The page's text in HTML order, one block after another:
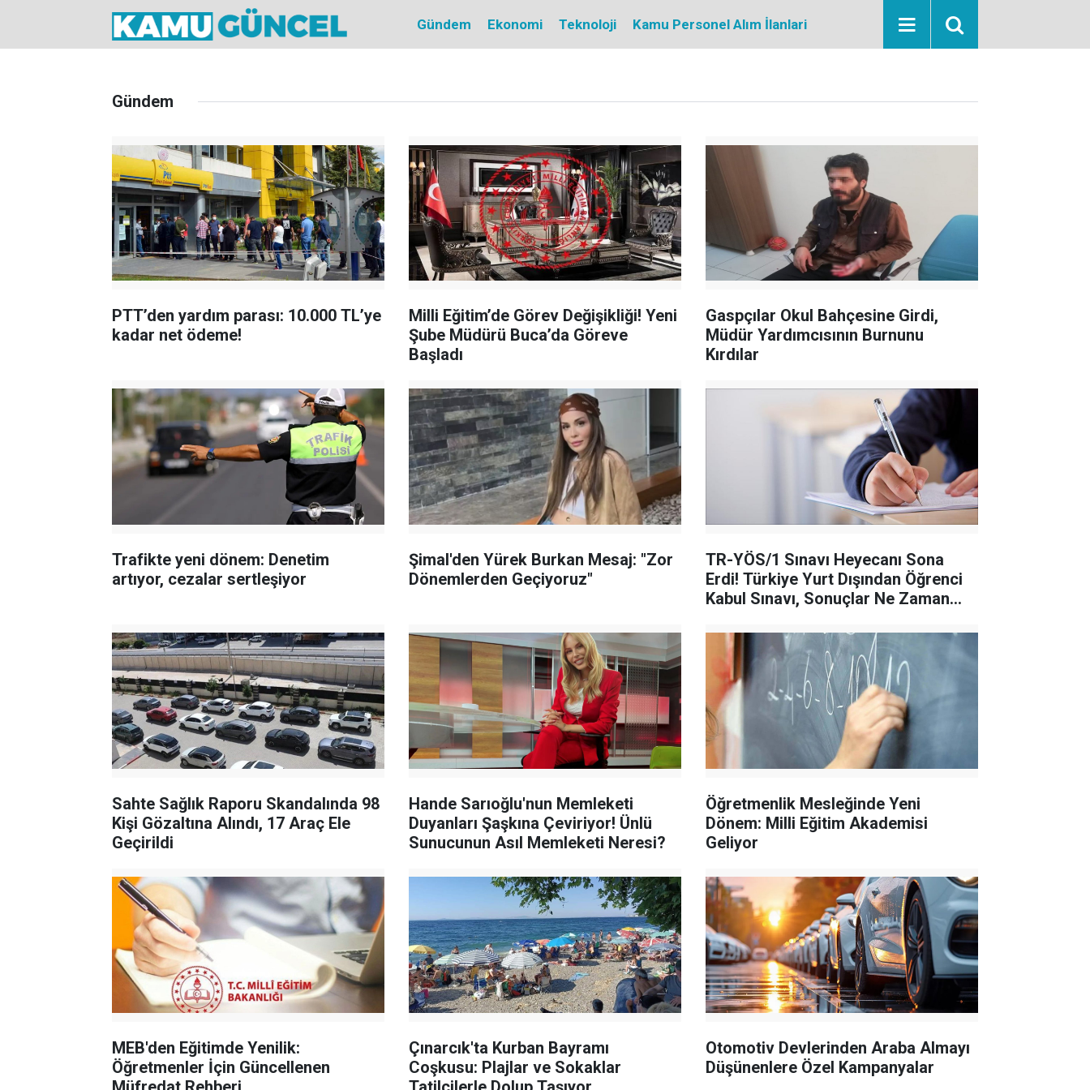
Gündem Ekonomi Teknoloji Kamu Personel Alım İlanlari
Gündem
PTT’den yardım parası: 10.000 TL’ye
kadar net ödeme!
Milli Eğitim’de Görev Değişikliği! Yeni
Şube Müdürü Buca’da Göreve
Başladı
Gaspçılar Okul Bahçesine Girdi,
Müdür Yardımcısının Burnunu
Kırdılar
Trafikte yeni dönem: Denetim
artıyor, cezalar sertleşiyor
Şimal'den Yürek Burkan Mesaj: "Zor
Dönemlerden Geçiyoruz"
TR-YÖS/1 Sınavı Heyecanı Sona
Erdi! Türkiye Yurt Dışından Öğrenci
Kabul Sınavı, Sonuçlar Ne Zaman
Sahte Sağlık Raporu Skandalında 98
Kişi Gözaltına Alındı, 17 Araç Ele
Geçirildi
Hande Sarıoğlu'nun Memleketi
Duyanları Şaşkına Çeviriyor! Ünlü
Sunucunun Asıl Memleketi Neresi?
Öğretmenlik Mesleğinde Yeni
Dönem: Milli Eğitim Akademisi
Geliyor
MEB'den Eğitimde Yenilik:
Öğretmenler İçin Güncellenen
Çınarcık'ta Kurban Bayramı
Coşkusu: Plajlar ve Sokaklar
Otomotiv Devlerinden Araba Almayı
Düşünenlere Özel Kampanyalar